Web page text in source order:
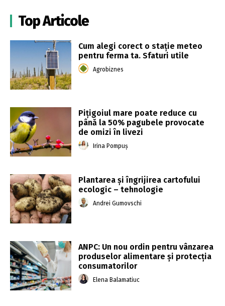
Top Articole
Cum alegi corect o stație meteo
pentru ferma ta. Sfaturi utile
Agrobiznes
Pițigoiul mare poate reduce cu
până la 50% pagubele provocate
de omizi în livezi
Irina Pompuș
Plantarea și îngrijirea cartofului
ecologic – tehnologie
Andrei Gumovschi
ANPC: Un nou ordin pentru vânzarea
produselor alimentare și protecția
consumatorilor
Elena Balamatiuc